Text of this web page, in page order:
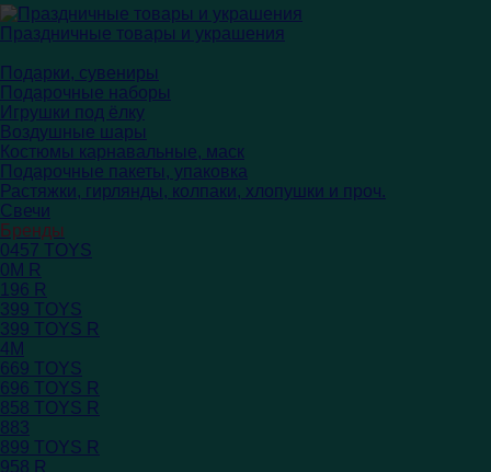
Праздничные товары и украшения
Подарки, сувениры
Подарочные наборы
Игрушки под ёлку
Воздушные шары
Костюмы карнавальные, маск
Подарочные пакеты, упаковка
Растяжки, гирлянды, колпаки, хлопушки и проч.
Свечи
Бренды
0457 TOYS
0M R
196 R
399 TOYS
399 TOYS R
4M
669 TOYS
696 TOYS R
858 TOYS R
883
899 TOYS R
958 R